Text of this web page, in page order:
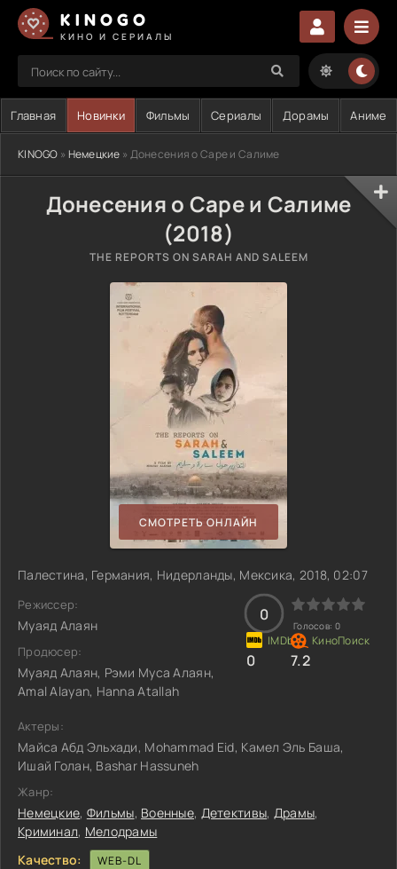
KINOGO
КИНО И СЕРИАЛЫ
Главная Новинки Фильмы Сериалы Дорамы Аниме
KINOGO » Немецкие » Донесения о Саре и Салиме
Донесения о Саре и Салиме
(2018)
THE REPORTS ON SARAH AND SALEEM
СМОТРЕТЬ ОНЛАЙН
Палестина, Германия, Нидерланды, Мексика, 2018, 02:07
Режиссер:
Муаяд Алаян
Продюсер:
Муаяд Алаян, Рэми Муса Алаян,
Amal Alayan, Hanna Atallah
0
Голосов: 0
0 7.2
Актеры:
Майса Абд Эльхади, Mohammad Eid, Камел Эль Баша,
Ишай Голан, Bashar Hassuneh
Жанр:
Немецкие, Фильмы, Военные, Детективы, Драмы,
Криминал, Мелодрамы
Качество:
WEB-DL